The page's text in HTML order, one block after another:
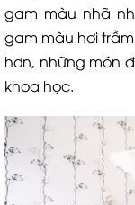
gam màu nhã
gam màu hơi
hơn, những món
khoa học.